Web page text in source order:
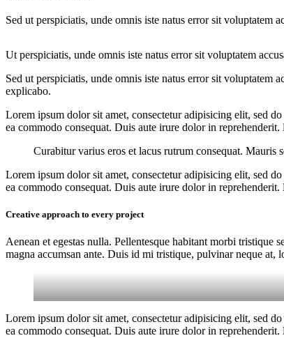
Sed ut perspiciatis, unde omnis iste natus error sit voluptatem
Ut perspiciatis, unde omnis iste natus error sit voluptatem
Sed ut perspiciatis, unde omnis iste natus error sit voluptatem
explicabo.
Lorem ipsum dolor sit amet, consectetur adipisicing elit, sed
ea commodo consequat. Duis aute irure dolor in
Curabitur varius eros et lacus rutrum consequat.
Lorem ipsum dolor sit amet, consectetur adipisicing elit, sed
ea commodo consequat. Duis aute irure dolor in
Creative approach to every project
Aenean et egestas nulla. Pellentesque habitant morbi tristique
magna accumsan ante. Duis id mi tristique, pulvinar neque at,
Lorem ipsum dolor sit amet, consectetur adipisicing elit, sed
ea commodo consequat. Duis aute irure dolor in